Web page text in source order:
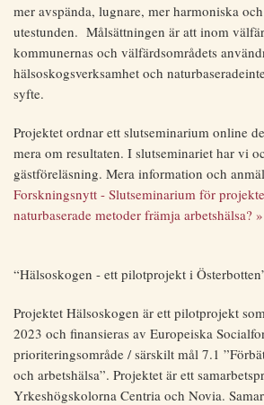
mer avspända, lugnare, mer harmoniska
utestunden. Målsättningen är att inom
kommunernas och välfärdsområdets
hälsoskogsverksamhet och
syfte.
Projektet ordnar ett slutseminarium online
mera om resultaten. I slutseminariet har vi
gästföreläsning. Mera information och
Forskningsnytt - Slutseminarium för
naturbaserade metoder främja arbetshälsa?
“Hälsoskogen - ett pilotprojekt i
Projektet Hälsoskogen är ett pilotprojekt
2023 och finansieras av Europeiska
prioriteringsområde / särskilt mål 7.1
och arbetshälsa”. Projektet är ett
Yrkeshögskolorna Centria och Novia.